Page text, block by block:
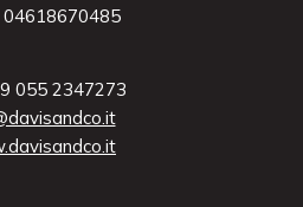
04618670485
055 2347273